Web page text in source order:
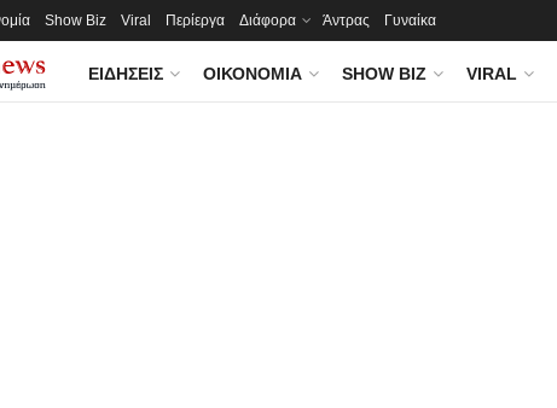
Show Biz Viral Περίεργα Διάφορα Άντρας Γυναίκα
ΕΙΔΉΣΕΙΣ ΟΙΚΟΝΟΜΊΑ SHOW BIZ VIRAL